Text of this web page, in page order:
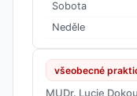
Sobota
Neděle
všeobecné
MUDr. Lucie